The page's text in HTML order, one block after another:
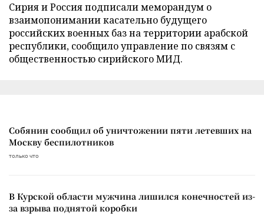
Сирия и Россия подписали меморандум о
взаимопонимании касательно будущего
российских военных баз на территории арабской
республики, сообщило управление по связям с
общественностью сирийского МИД.
Собянин сообщил об уничтожении пяти летевших на
Москву беспилотников
только что
В Курской области мужчина лишился конечностей из-
за взрыва поднятой коробки